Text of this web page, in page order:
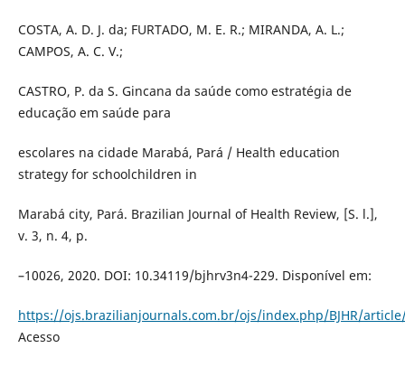
COSTA, A. D. J. da; FURTADO, M. E. R.; MIRANDA, A. L.;
CAMPOS, A. C. V.;
CASTRO, P. da S. Gincana da saúde como estratégia de
educação em saúde para
escolares na cidade Marabá, Pará / Health education
strategy for schoolchildren in
Marabá city, Pará. Brazilian Journal of Health Review, [S. l.],
v. 3, n. 4, p.
–10026, 2020. DOI: 10.34119/bjhrv3n4-229. Disponível em:
https://ojs.brazilianjournals.com.br/ojs/index.php/BJHR/
Acesso